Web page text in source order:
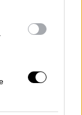
και
πρώην